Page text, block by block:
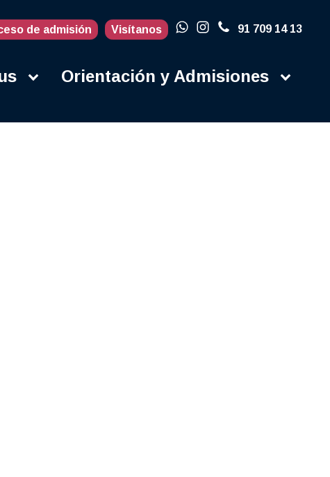
de admisión Visítanos 91 709 14 13
Orientación y Admisiones